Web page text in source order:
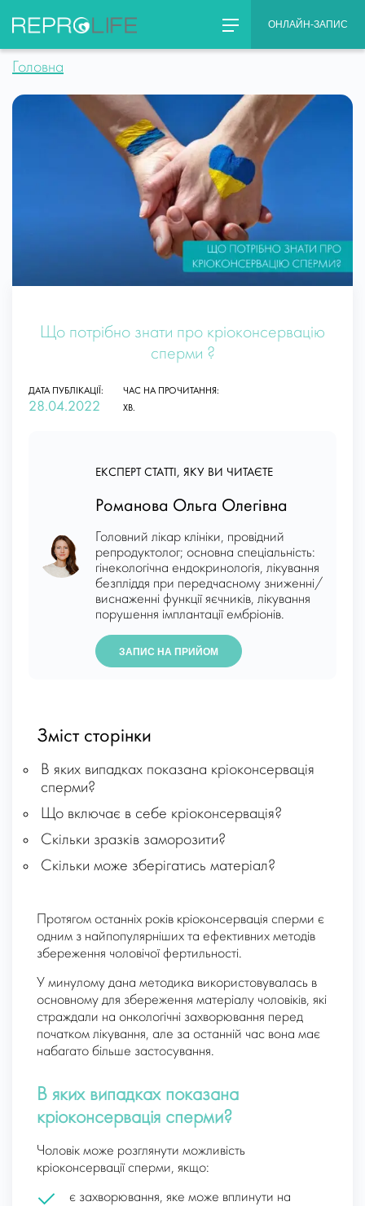
content
ОНЛАЙН-ЗАПИС
Головна
Що потрібно знати про кріоконсервацію
сперми ?
ДАТА ПУБЛІКАЦІЇ:
28.04.2022
ЧАС НА ПРОЧИТАННЯ:
ХВ.
ЕКСПЕРТ СТАТТІ, ЯКУ ВИ ЧИТАЄТЕ
Романова Ольга Олегівна
Головний лікар клініки, провідний
репродуктолог; основна спеціальність:
гінекологічна ендокринологія, лікування
безпліддя при передчасному зниженні/
виснаженні функції яєчників, лікування
порушення імплантації ембріонів.
ЗАПИС НА ПРИЙОМ
Зміст сторінки
В яких випадках показана кріоконсервація
сперми?
Що включає в себе кріоконсервація?
Скільки зразків заморозити?
Скільки може зберігатись матеріал?
Протягом останніх років кріоконсервація сперми є
одним з найпопулярніших та ефективних методів
збереження чоловічої фертильності.
У минулому дана методика використовувалась в
основному для збереження матеріалу чоловіків, які
страждали на онкологічні захворювання перед
початком лікування, але за останній час вона має
набагато більше застосування.
В яких випадках показана
кріоконсервація сперми?
Чоловік може розглянути можливість
кріоконсервації сперми, якщо:
є захворювання, яке може вплинути на